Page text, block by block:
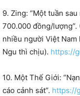
9. Zing: “Một tuần
700.000 đồng/lượng”.
nhiều người Việt Nam
Ngu thì chịu). https://
10. Một Thế Giới:
cáo cảnh sát”. https://